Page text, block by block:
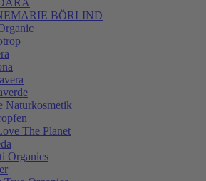
BÖRLIND
Naturkosmetik
The Planet
Organics